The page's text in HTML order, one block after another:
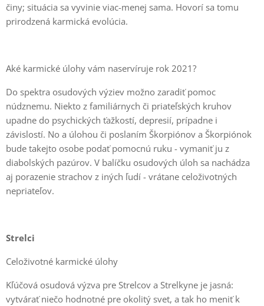
činy; situácia sa vyvinie viac-menej sama. Hovorí sa tomu
prirodzená karmická evolúcia.
Aké karmické úlohy vám naservíruje rok 2021?
Do spektra osudových výziev možno zaradiť pomoc
núdznemu. Niekto z familiárnych či priateľských kruhov
upadne do psychických ťažkostí, depresií, prípadne i
závislostí. No a úlohou či poslaním Škorpiónov a Škorpiónok
bude takejto osobe podať pomocnú ruku - vymaniť ju z
diabolských pazúrov. V balíčku osudových úloh sa nachádza
aj porazenie strachov z iných ľudí - vrátane celoživotných
nepriateľov.
Strelci
Celoživotné karmické úlohy
Kľúčová osudová výzva pre Strelcov a Strelkyne je jasná:
vytvárať niečo hodnotné pre okolitý svet, a tak ho meniť k